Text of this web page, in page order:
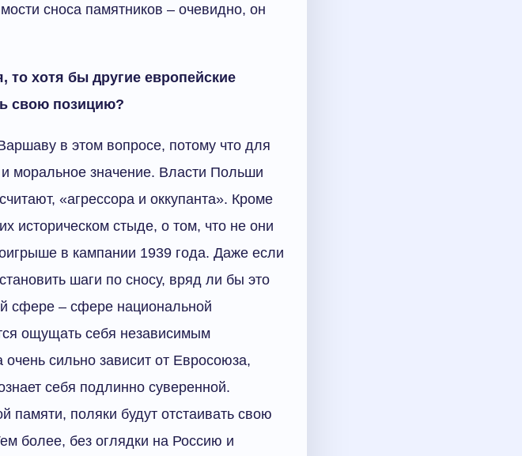
сноса памятников – очевидно, он
то хотя бы другие европейские
свою позицию?
в этом вопросе, потому что для
моральное значение. Власти Польши
«агрессора и оккупанта». Кроме
историческом стыде, о том, что не они
в кампании 1939 года. Даже если
шаги по сносу, вряд ли бы это
сфере – сфере национальной
ощущать себя независимым
очень сильно зависит от Евросоюза,
себя подлинно суверенной.
памяти, поляки будут отстаивать свою
более, без оглядки на Россию и